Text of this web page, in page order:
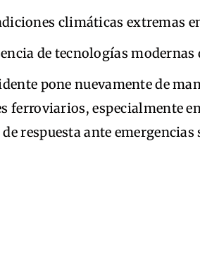
climáticas extremas
de tecnologías
pone nuevamente de
ferroviarios, especialmente
respuesta ante emergencias